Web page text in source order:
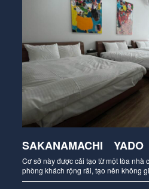
SAKANAMACHI YADO
Cơ sở này được cải tạo từ một tòa nhà
phòng khách rộng rãi, tạo nên không